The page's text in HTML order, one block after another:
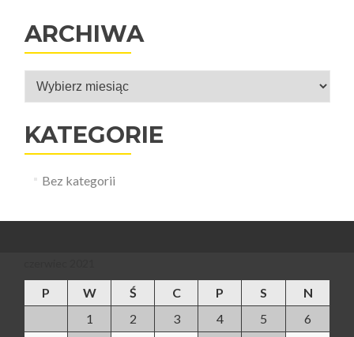
ARCHIWA
Archiwa
KATEGORIE
Bez kategorii
P W Ś C P S
N
1
2 3 4 5
6